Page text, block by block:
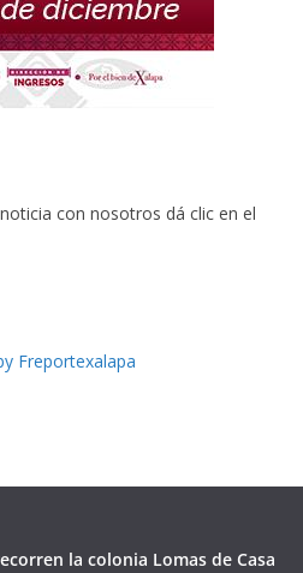
con nosotros dá clic en el
Freportexalapa
la colonia Lomas de Casa